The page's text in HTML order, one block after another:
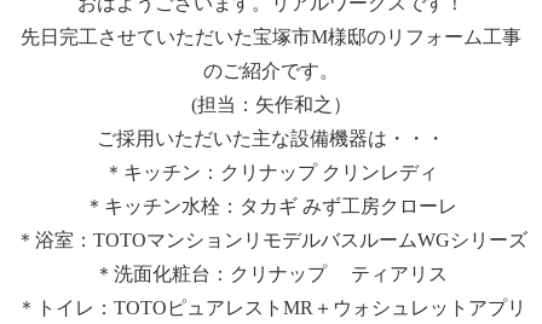
先日完工させていただいた宝塚市M様邸のリフォーム工事
のご紹介です。
(担当：矢作和之）
ご採用いただいた主な設備機器は・・・
＊キッチン：クリナップ クリンレディ
＊キッチン水栓：タカギ みず工房クローレ
＊浴室：TOTOマンションリモデルバスルームWGシリーズ
＊洗面化粧台：クリナップ ティアリス
＊トイレ：TOTOピュアレストMR＋ウォシュレットアプリ